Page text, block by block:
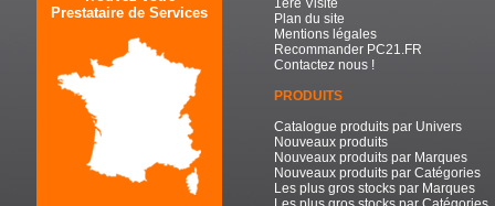
Prestataire de Services
Plan du site
Mentions légales
Recommander PC21.FR
Contactez nous !
PRODUITS
Catalogue produits par Univers
Nouveaux produits
Nouveaux produits par Marques
Nouveaux produits par Catégories
Les plus gros stocks par Marques